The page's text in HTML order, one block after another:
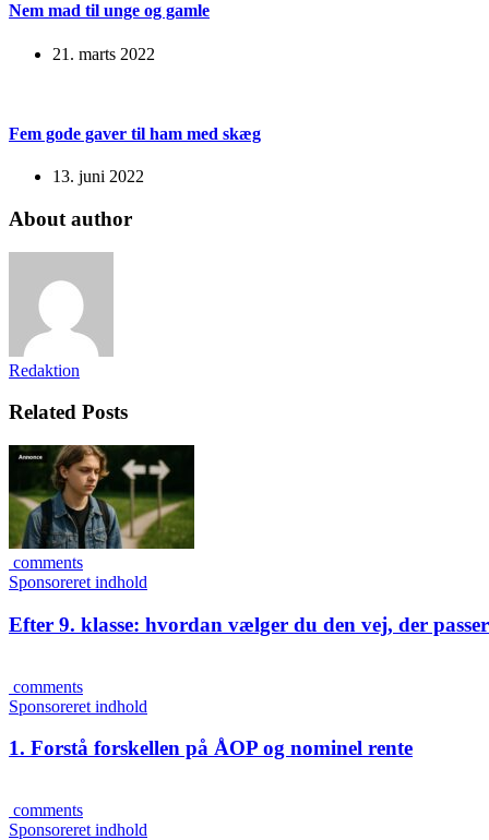
Nem mad til unge og gamle
21. marts 2022
Fem gode gaver til ham med skæg
13. juni 2022
About author
Redaktion
Related Posts
comments
Sponsoreret indhold
Efter 9. klasse: hvordan vælger du den vej, der
comments
Sponsoreret indhold
1. Forstå forskellen på ÅOP og nominel rente
comments
Sponsoreret indhold